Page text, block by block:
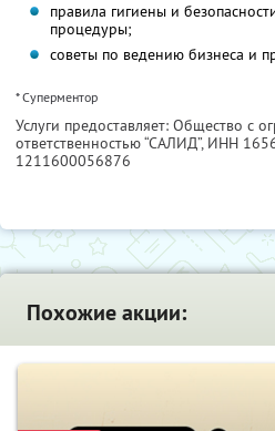
правила гигиены и
процедуры;
советы по ведению бизнеса и
* Суперментор
Услуги предоставляет: Общество с
ответственностью “САЛИД”, ИНН
1211600056876
Похожие акции: